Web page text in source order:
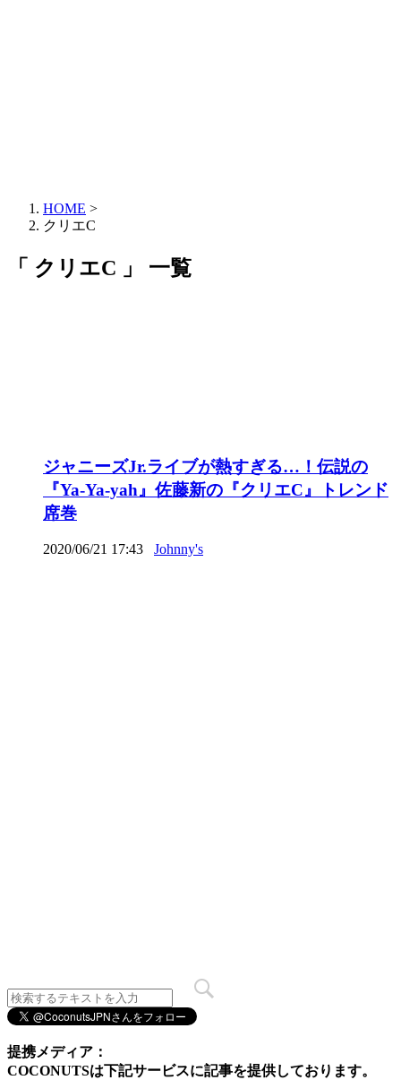
HOME >
クリエC
「 クリエC 」 一覧
ジャニーズJr.ライブが熱すぎる…！伝説の
『Ya-Ya-yah』佐藤新の『クリエC』トレンド
席巻
2020/06/21 17:43 Johnny's
提携メディア：
COCONUTSは下記サービスに記事を提供しております。